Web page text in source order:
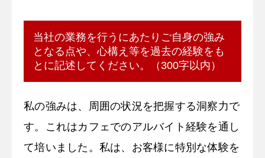
当社の業務を行うにあたりご自身の強み
となる点や、心構え等を過去の経験をも
とに記述してください。（300字以内）
私の強みは、周囲の状況を把握する洞察力で
す。これはカフェでのアルバイト経験を通し
て培いました。私は、お客様に特別な体験を